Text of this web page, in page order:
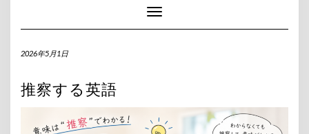
Toggle Navigation
2026年5月1日
推察する英語